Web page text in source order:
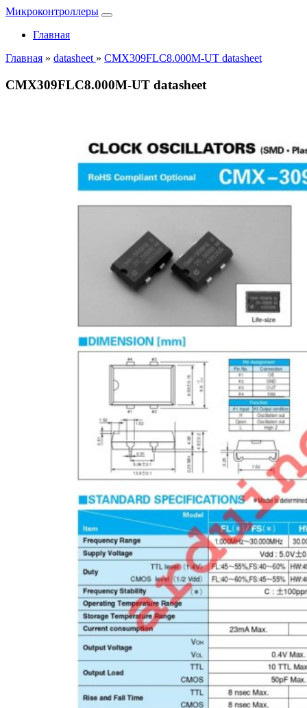
Микроконтроллеры
Главная
Главная » datasheet » CMX309FLC8.000M-UT datasheet
CMX309FLC8.000M-UT datasheet